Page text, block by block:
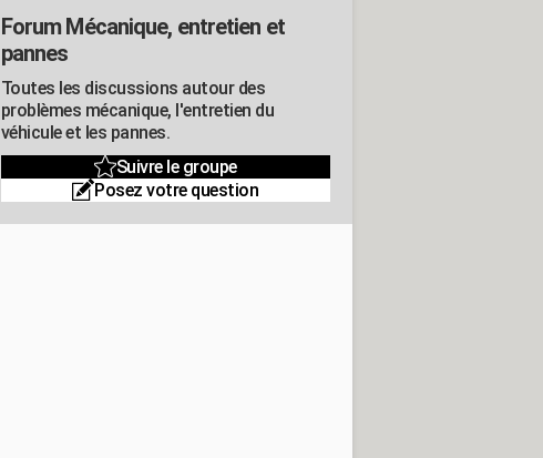
Forum Mécanique, entretien et
pannes
Toutes les discussions autour des
problèmes mécanique, l'entretien du
véhicule et les pannes.
Suivre le groupe
Posez votre question